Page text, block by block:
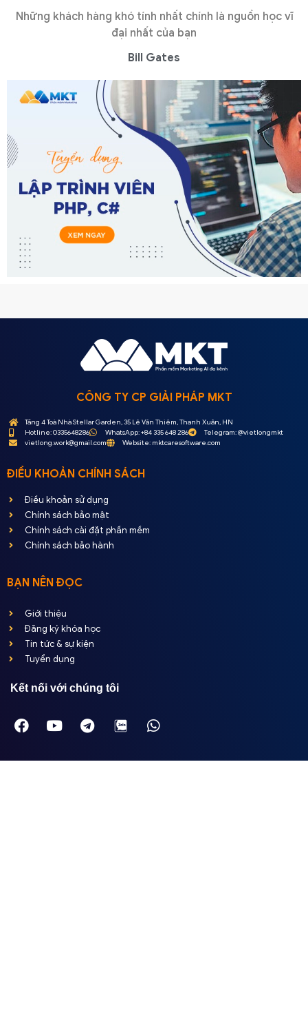
Những khách hàng khó tính nhất chính là nguồn học vĩ
đại nhất của bạn
Bill Gates
CÔNG TY CP GIẢI PHÁP MKT
Tầng 4 Toà Nhà Stellar Garden, 35 Lê Văn Thiêm, Thanh Xuân, HN
Hotline: 0335648286
WhatsApp: +84 335 648 286
Telegram: @vietlongmkt
vietlong.work@gmail.com
Website: mktcaresoftware.com
ĐIỀU KHOẢN CHÍNH SÁCH
Điều khoản sử dụng
Chính sách bảo mật
Chính sách cài đặt phần mềm
Chính sách bảo hành
BẠN NÊN ĐỌC
Giới thiệu
Đăng ký khóa học
Tin tức & sự kiện
Tuyển dụng
Kết nối với chúng tôi